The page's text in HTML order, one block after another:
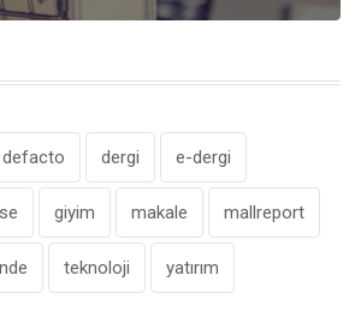
defacto dergi e-dergi
giyim makale mallreport
teknoloji yatırım